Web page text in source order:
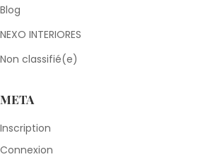
Blog
NEXO INTERIORES
Non classifié(e)
META
Inscription
Connexion